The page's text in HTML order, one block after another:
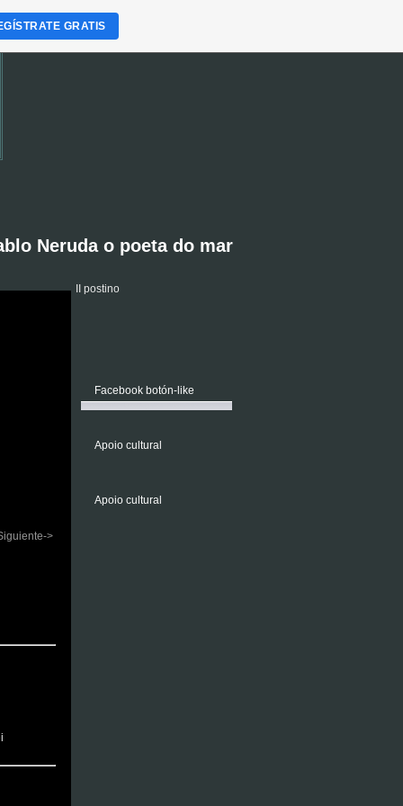
Neruda o poeta do mar
>
II postino
Facebook botón-like
Apoio cultural
Apoio cultural
GRATIS